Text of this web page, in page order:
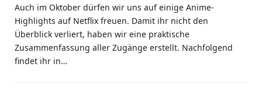
Auch im Oktober dürfen wir uns auf einige Anime-
Highlights auf Netflix freuen. Damit ihr nicht den
Überblick verliert, haben wir eine praktische
Zusammenfassung aller Zugänge erstellt. Nachfolgend
findet ihr in…